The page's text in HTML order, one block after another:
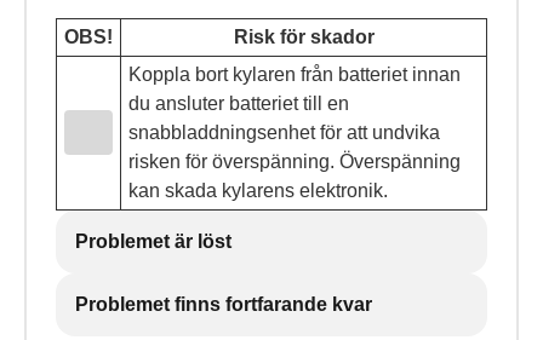
OBS!
Risk för skador
Koppla bort kylaren från batteriet innan
du ansluter batteriet till en
snabbladdningsenhet för att undvika
risken för överspänning. Överspänning
kan skada kylarens elektronik.
Problemet är löst
Problemet finns fortfarande kvar